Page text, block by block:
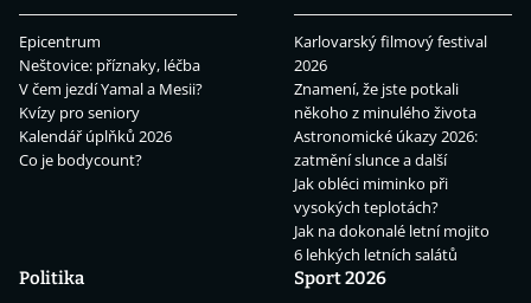
Epicentrum
Neštovice: příznaky, léčba
V čem jezdí Yamal a Mesii?
Kvízy pro seniory
Kalendář úplňků 2026
Co je bodycount?
Karlovarský filmový festival
2026
Znamení, že jste potkali
někoho z minulého života
Astronomické úkazy 2026:
zatmění slunce a další
Jak obléci miminko při
vysokých teplotách?
Jak na dokonalé letní mojito
6 lehkých letních salátů
Politika
Sport 2026